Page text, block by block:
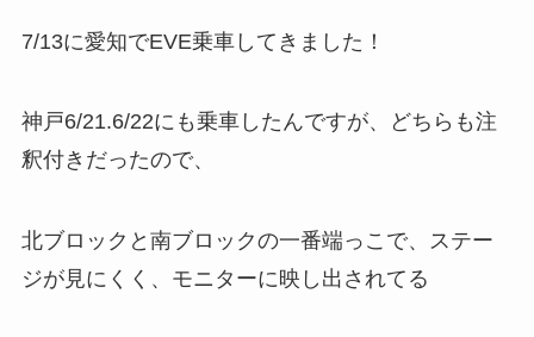
7/13に愛知でEVE乗車してきました！
神戸6/21.6/22にも乗車したんですが、どちらも注
釈付きだったので、
北ブロックと南ブロックの一番端っこで、ステー
ジが見にくく、モニターに映し出されてる